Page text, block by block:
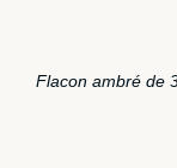
Flacon ambré de